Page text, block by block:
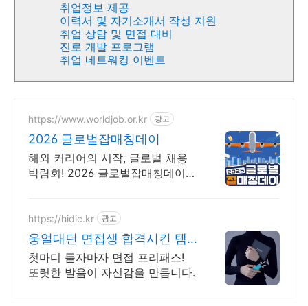
취업정보 제공
이력서 및 자기소개서 작성 지원
취업 상담 및 면접 대비
진로 개발 프로그램
취업 네트워킹 이벤트
https://www.worldjob.or.kr 광고
2026 글로벌잡매칭데이
해외 커리어의 시작, 글로벌 채용
박람회! 2026 글로벌잡매칭데이에
https://hidic.kr 광고
웅얼대던 면접생 합격시킨 템
면접 합격 필수템
첫마디 듣자마자 면접 프리패스!
또렷한 발음이 자신감을 만듭니다.